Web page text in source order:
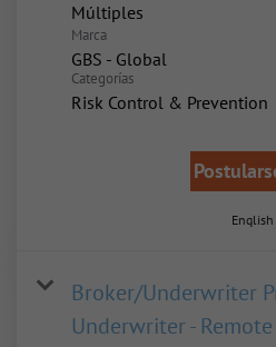
Múltiples
Marca
GBS - Global
Categorías
Risk Control & Prevention
English
Broker/Underwriter
Underwriter - Remote